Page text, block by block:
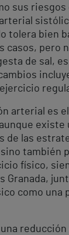
sus
tolera bien
casos, pero
de sal,
arterial es
existe
de las
también
físico,
como una
reducción